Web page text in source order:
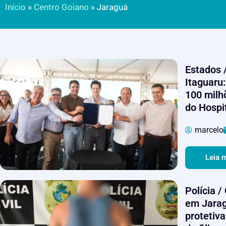
Início » Centro Goiano » Jaraguá
Estados
100
do
marcelo
Leia
Polícia /
em